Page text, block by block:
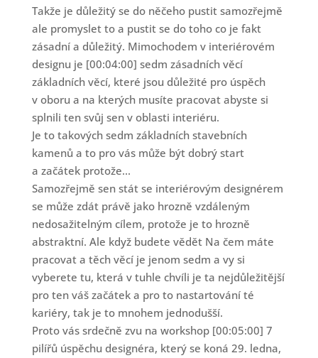
Takže je důležitý se do něčeho pustit samozřejmě
ale promyslet to a pustit se do toho co je fakt
zásadní a důležitý. Mimochodem v interiérovém
designu je [00:04:00] sedm zásadních věcí
základních věcí, které jsou důležité pro úspěch
v oboru a na kterých musíte pracovat abyste si
splnili ten svůj sen v oblasti interiéru.
Je to takových sedm základních stavebních
kamenů a to pro vás může být dobrý start
a začátek protože...
Samozřejmě sen stát se interiérovým designérem
se může zdát právě jako hrozně vzdáleným
nedosažitelným cílem, protože je to hrozně
abstraktní. Ale když budete vědět Na čem máte
pracovat a těch věcí je jenom sedm a vy si
vyberete tu, která v tuhle chvíli je ta nejdůležitější
pro ten váš začátek a pro to nastartování té
kariéry, tak je to mnohem jednodušší.
Proto vás srdečně zvu na workshop [00:05:00] 7
pilířů úspěchu designéra, který se koná 29. ledna,